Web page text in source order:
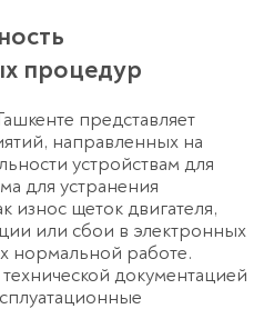
процедур
представляет
направленных на
устройствам для
для устранения
износ щеток двигателя,
или сбои в электронных
нормальной работе.
документацией